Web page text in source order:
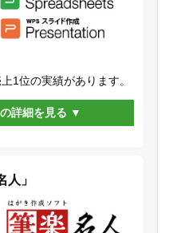
1位の実績があります。
詳細を見る
人」